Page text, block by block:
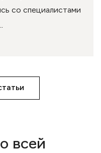
со специалистами
всей